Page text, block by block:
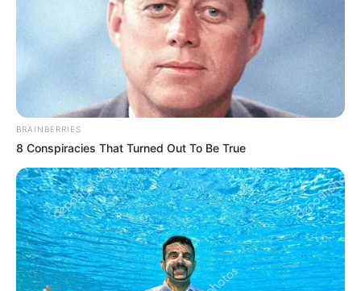
BRAINBERRIES
8 Conspiracies That Turned Out To Be True